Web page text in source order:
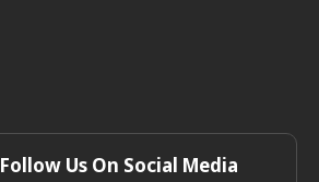
Follow Us On Social Media